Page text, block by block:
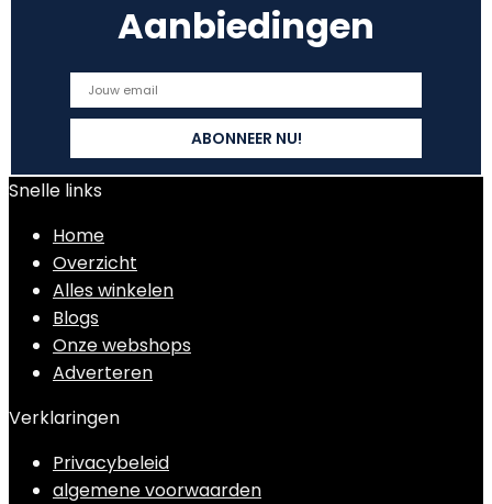
Aanbiedingen
Snelle links
Home
Overzicht
Alles winkelen
Blogs
Onze webshops
Adverteren
Verklaringen
Privacybeleid
algemene voorwaarden